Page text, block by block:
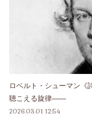
ロベルト・シューマン
聴こえる旋律――
2026.03.01 12:54